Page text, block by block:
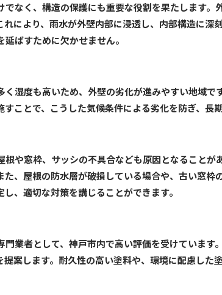
なく、構造の保護にも重要な役割を果たします。
により、雨水が外壁内部に浸透し、内部構造に深
ばすために欠かせません。
湿度も高いため、外壁の劣化が進みやすい地域で
ことで、こうした気候条件による劣化を防ぎ、長
や窓枠、サッシの不具合なども原因となること
、屋根の防水層が破損している場合や、古い窓
、適切な対策を講じることができます。
業者として、神戸市内で高い評価を受けています
案します。耐久性の高い塗料や、環境に配慮した